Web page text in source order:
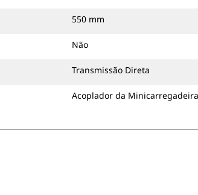
550 mm
Não
Transmissão Direta
Acoplador da Minicarregadeira